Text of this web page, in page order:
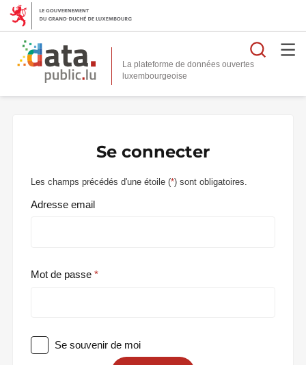
La plateforme de données ouvertes
Se connecter
Les champs précédés d'une étoile (*) sont obligatoires.
Adresse email
Mot de passe
Se souvenir de moi